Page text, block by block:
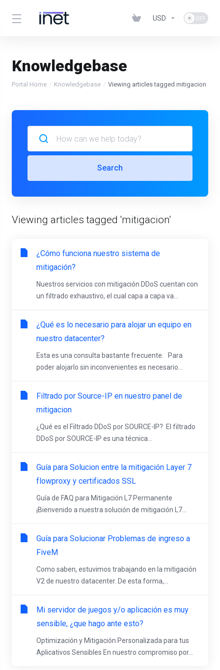
USD
Knowledgebase
Portal Home Knowledgebase Viewing articles tagged mitigacion
Search
Viewing articles tagged 'mitigacion'
¿Cómo funciona nuestro sistema de
mitigación?
Nuestros servicios con mitigación DDoS cuentan con
un filtrado exhaustivo, el cual capa a capa va...
¿Qué es lo necesario para alojar un equipo en
nuestro datacenter?
Esta es una consulta bastante frecuente. Para
poder alojarlo sin inconvenientes es necesario...
Filtrado por Source-IP en nuestro panel de
mitigacion
¿Qué es el Filtrado DDoS por SOURCE-IP? El filtrado
DDoS por SOURCE-IP es una técnica...
Guía para Solucion entre la mitigación Layer 7
flowproxy y certificados SSL
Guía de FAQ para Mitigación L7 Permanente
¡Bienvenido a nuestra solución de mitigación L7...
Guía para Solucionar Problemas de ingreso a
FiveM
Como saben, estuvimos trabajando en la mitigación
V2 de nuestro datacenter. De esta forma,...
Mi servidor de juegos y/o aplicación es muy
sensible, ¿que hago ante esto?
Optimización y Mitigación Personalizada para tus
Aplicativos Sensibles En nuestro compromiso por...